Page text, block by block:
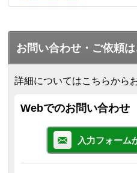
お問い合わせ・ご依頼は
詳細についてはこちらから
Webでのお問い合わせ
入力フォーム